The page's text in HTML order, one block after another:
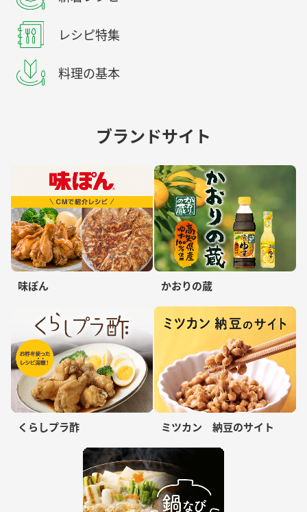
レシピ特集
料理の基本
ブランドサイト
味ぽん かおりの蔵
くらしプラ酢 ミツカン 納豆のサイト